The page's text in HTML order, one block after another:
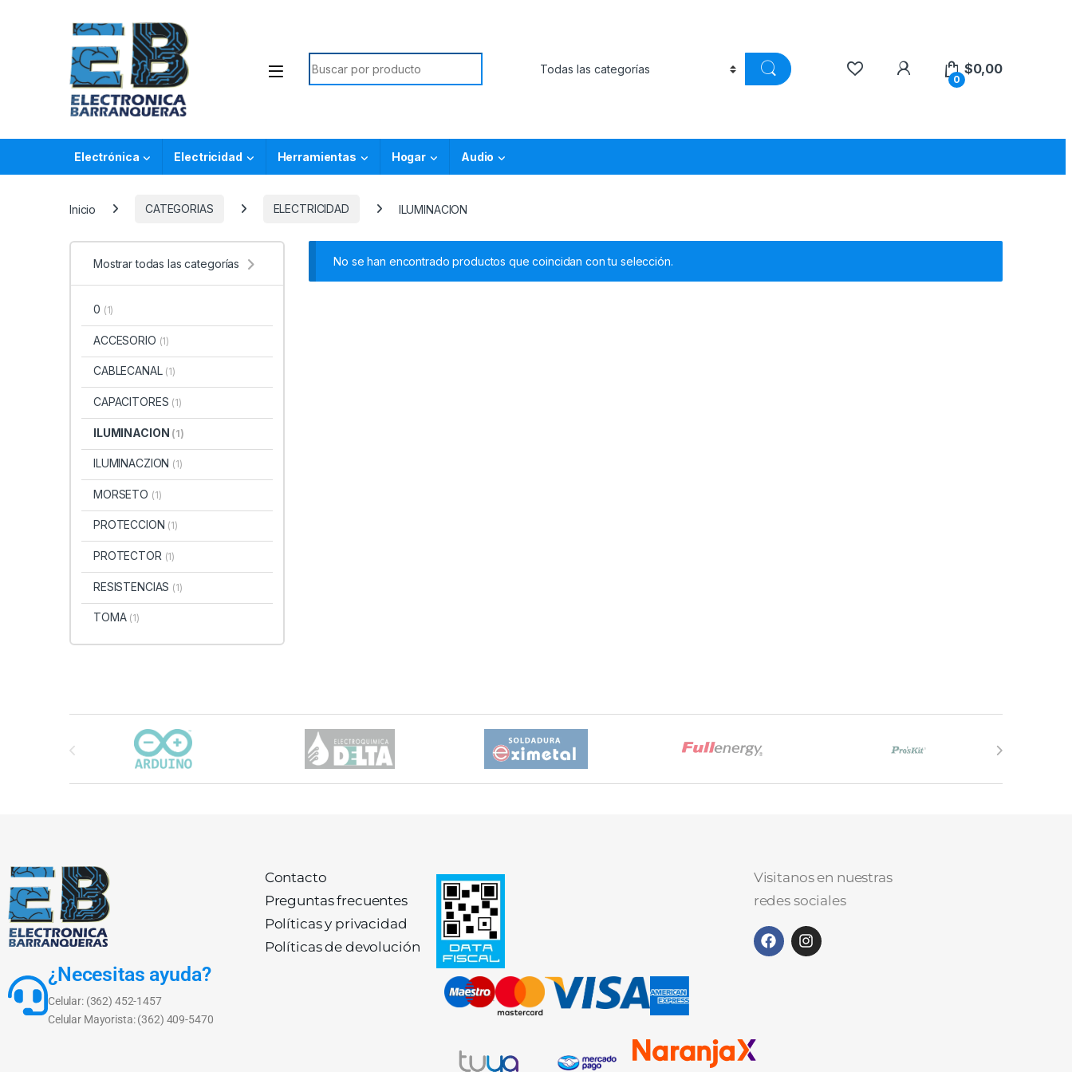
0
$0,00
Electrónica Electricidad Herramientas Hogar Audio
Inicio CATEGORIAS ELECTRICIDAD ILUMINACION
No se han encontrado productos que coincidan con tu selección.
Mostrar todas las categorías
0 (1)
ACCESORIO (1)
CABLECANAL (1)
CAPACITORES (1)
ILUMINACION (1)
ILUMINACZION (1)
MORSETO (1)
PROTECCION (1)
PROTECTOR (1)
RESISTENCIAS (1)
TOMA (1)
Carrusel de marcas
¿Necesitas ayuda?
Celular: (362) 452-1457
Celular Mayorista: (362) 409-5470
Contacto
Preguntas frecuentes
Políticas y privacidad
Políticas de devolución
Visitanos en nuestras
redes sociales